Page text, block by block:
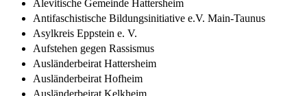
Alevitische Gemeinde Hattersheim
Antifaschistische Bildungsinitiative e.V. Main-Taunus
Asylkreis Eppstein e. V.
Aufstehen gegen Rassismus
Ausländerbeirat Hattersheim
Ausländerbeirat Hofheim
Ausländerbeirat Kelkheim